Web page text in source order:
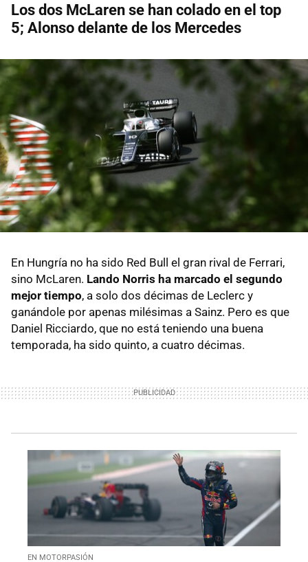
Los dos McLaren se han colado en el top
5; Alonso delante de los Mercedes
En Hungría no ha sido Red Bull el gran rival de Ferrari,
sino McLaren. Lando Norris ha marcado el segundo
mejor tiempo, a solo dos décimas de Leclerc y
ganándole por apenas milésimas a Sainz. Pero es que
Daniel Ricciardo, que no está teniendo una buena
temporada, ha sido quinto, a cuatro décimas.
EN MOTORPASIÓN